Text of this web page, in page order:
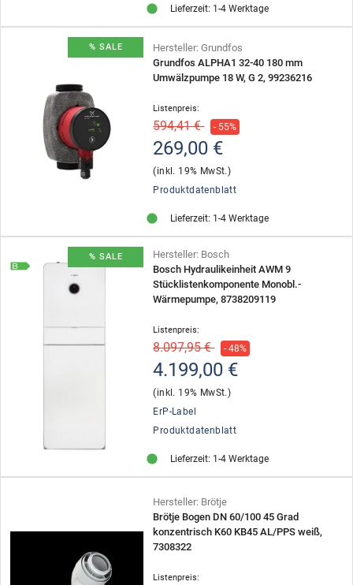
Lieferzeit: 1-4 Werktage
% SALE
Hersteller: Grundfos
Grundfos ALPHA1 32-40 180 mm
Umwälzpumpe 18 W, G 2, 99236216
Listenpreis:
594,41 € - 55%
269,00 €
(inkl. 19% MwSt.)
Produktdatenblatt
Lieferzeit: 1-4 Werktage
% SALE
B
Hersteller: Bosch
Bosch Hydraulikeinheit AWM 9
Stücklistenkomponente Monobl.-
Wärmepumpe, 8738209119
Listenpreis:
8.097,95 € - 48%
4.199,00 €
(inkl. 19% MwSt.)
ErP-Label
Produktdatenblatt
Lieferzeit: 1-4 Werktage
Hersteller: Brötje
Brötje Bogen DN 60/100 45 Grad
konzentrisch K60 KB45 AL/PPS weiß,
7308322
Listenpreis: